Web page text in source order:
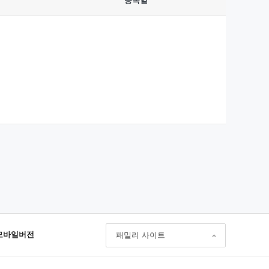
바일버전 패밀리 사이트